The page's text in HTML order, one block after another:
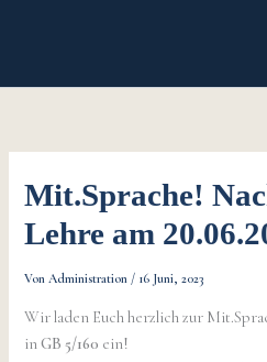
Mit.Sprache!
Lehre am
VonAdministration / 16 Juni, 2023
Wir laden Euch herzlich zur
inGB 5/160 ein!